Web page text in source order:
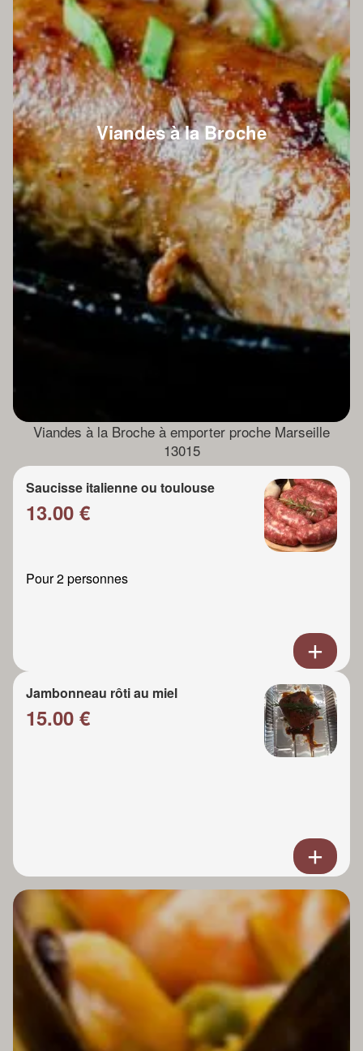
Viandes à la Broche
Viandes à la Broche à emporter proche Marseille
13015
Saucisse italienne ou toulouse
13.00 €
Pour 2 personnes
Jambonneau rôti au miel
15.00 €